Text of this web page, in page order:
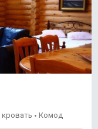
кровать • Комод